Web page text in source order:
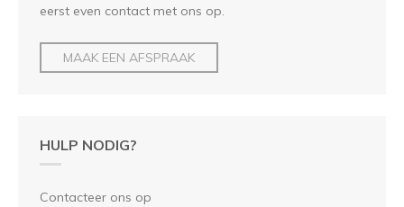
eerst even contact met ons op.
MAAK EEN AFSPRAAK
HULP NODIG?
Contacteer ons op